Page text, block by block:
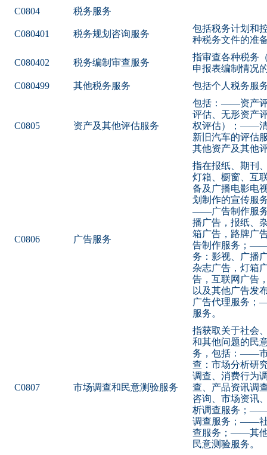
C0804
税务服务
C080401 税务规划咨询服务
包括税务计划和
种税务文件的准
C080402 税务编制审查服务
指审查各种税务
申报表编制情况
C080499
其他税务服务 包括个人税务服
C0805 资产及其他评估服务
包括：——资产
评估、无形资产
权评估）；——
新旧汽车的评
其他资产及其他
C0806 广告服务
指在报纸、期刊
灯箱、橱窗、互
备及广播电影电
划制作的宣传服
——广告制作服
播广告，报纸、
箱广告，路牌广
告制作服务；
务：影视、广播
杂志广告，灯箱
告，互联网广告
以及其他广告
广告代理服务
服务。
C0807 市场调查和民意测验服务
指获取关于社会
和其他问题的民
务，包括：——
查：市场分析研
调查、消费行为
查、产品资讯调
咨询、市场资讯
析调查服务；
调查服务；——
查服务；——其
民意测验服务。